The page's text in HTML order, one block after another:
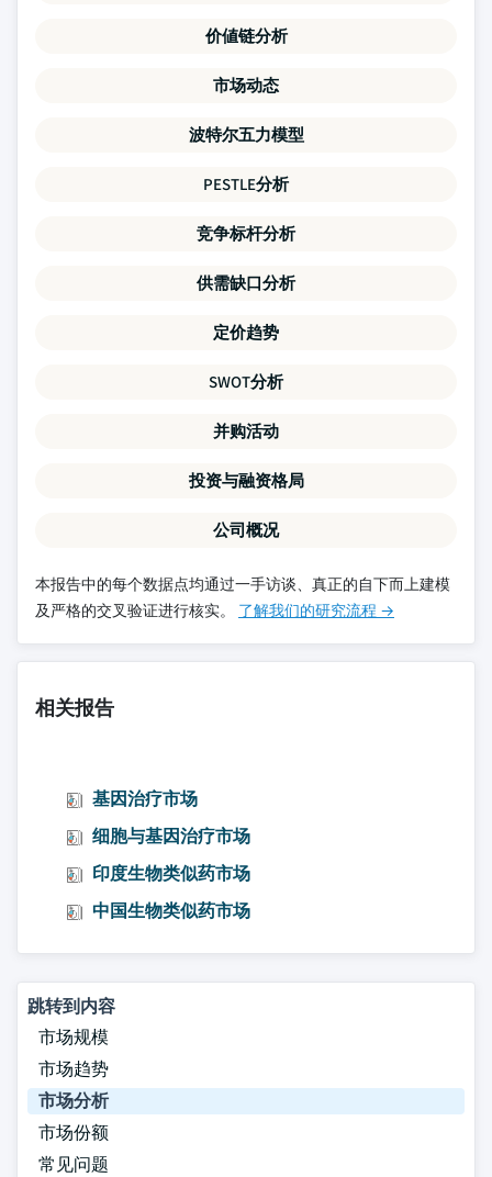
价値链分析
市场动态
波特尔五力模型
PESTLE分析
竞争标杆分析
供需缺口分析
定价趋势
SWOT分析
并购活动
投资与融资格局
公司概况
本报告中的每个数据点均通过一手访谈、真正的自下而上建模
及严格的交叉验证进行核实。 了解我们的研究流程 →
相关报告
基因治疗市场
细胞与基因治疗市场
印度生物类似药市场
中国生物类似药市场
跳转到内容
市场规模
市场趋势
市场分析
市场份额
常见问题